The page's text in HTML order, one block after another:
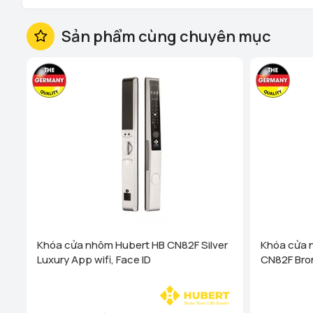
Sản phẩm cùng chuyên mục
Khóa cửa nhôm Hubert HB CN82F Silver
Luxury App wifi, Face ID
Khóa cửa
CN82F